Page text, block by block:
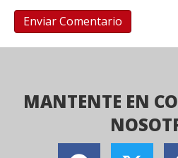
MANTENTE EN